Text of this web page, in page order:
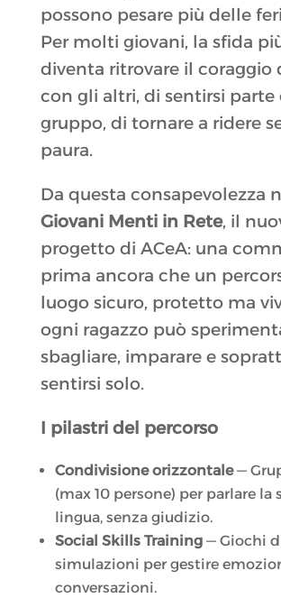
possono pesare più delle
Per molti giovani, la sfida
diventa ritrovare il coraggio
con gli altri, di sentirsi parte
gruppo, di tornare a ridere
paura.
Da questa consapevolezza
Giovani Menti in Rete, il
progetto di ACeA: una
prima ancora che un
luogo sicuro, protetto ma
ogni ragazzo può
sbagliare, imparare e
sentirsi solo.
I pilastri del percorso
Condivisione orizzontale—
(max 10 persone) per parlare la
lingua, senza giudizio.
Social Skills Training— Giochi
simulazioni per gestire
conversazioni.